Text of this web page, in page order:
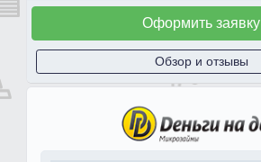
Оформить заявку
Обзор и отзывы